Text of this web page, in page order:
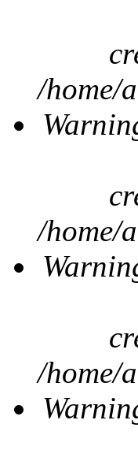
/home/
/home/
/home/